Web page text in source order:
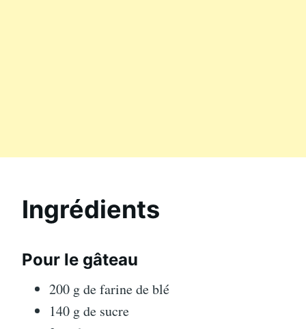
Ingrédients
Pour le gâteau
200 g de farine de blé
140 g de sucre